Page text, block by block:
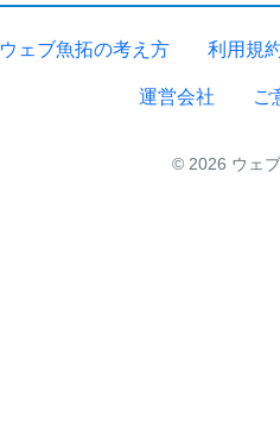
ウェブ魚拓の考え方 利用規
運営会社 ご
© 2026 ウェ